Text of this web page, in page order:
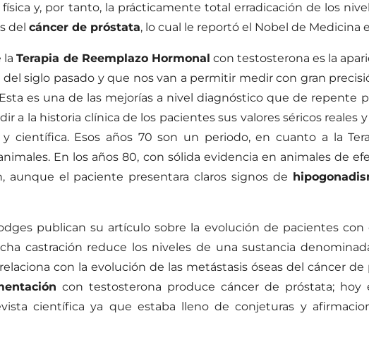
y, por tanto, la prácticamente total erradicación de los
delcáncer de próstata, lo cual le reportó el Nobel de Medicina
laTerapia de Reemplazo Hormonal con testosterona es la
siglo pasado y que nos van a permitir medir con gran
es una de las mejorías a nivel diagnóstico que de repente
a la historia clínica de los pacientes sus valores séricos reales
científica. Esos años 70 son un periodo, en cuanto a la
En los años 80, con sólida evidencia en animales de
aunque el paciente presentara claros signos de
publican su artículo sobre la evolución de pacientes
castración reduce los niveles de una sustancia
con la evolución de las metástasis óseas del cáncer
con testosterona produce cáncer de próstata; hoy
científica ya que estaba lleno de conjeturas y